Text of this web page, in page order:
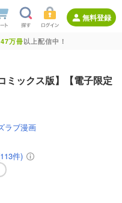
無料登録
万冊以上配信中！
ミックス版】【電子限定
ラブ漫画
件)